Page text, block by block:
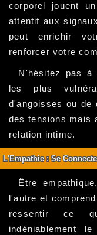
corporel jouent
attentif aux
peut enrichir
renforcer votre
N'hésitez pas à
les plus
d'angoisses ou de
des tensions mais
relation intime.
L'Empathie : Se
Être
l'autre et
ressentir ce
indéniablement